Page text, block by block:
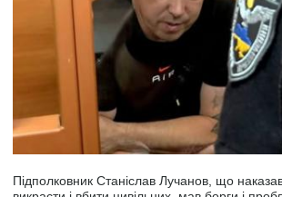
Підполковник Станіслав Лучанов, що